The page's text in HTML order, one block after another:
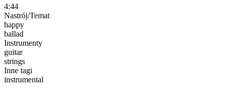
4:44
Nastrój/Temat
happy
ballad
Instrumenty
guitar
strings
Inne tagi
instrumental